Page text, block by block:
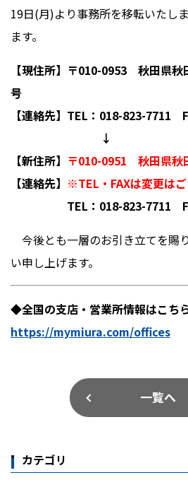
19日(月)より事務所を移転いたし
ます。
【現住所】〒010-0953 秋田県秋
号
【連絡先】TEL：018-823-7711
↓
【新住所】 〒010-0951 秋田県秋
【連絡先】 ※TEL・FAXは変更はご
TEL：018-823-7711 FAX
今後とも一層のお引き立てを賜
い申し上げます。
◆全国の支店・営業所情報はこち
https://mymiura.com/offices
一覧へ
カテゴリ